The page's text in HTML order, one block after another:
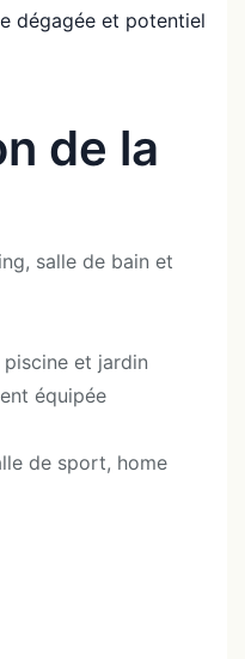
dégagée et potentiel
de la
salle de bain et
et jardin
équipée
de sport, home